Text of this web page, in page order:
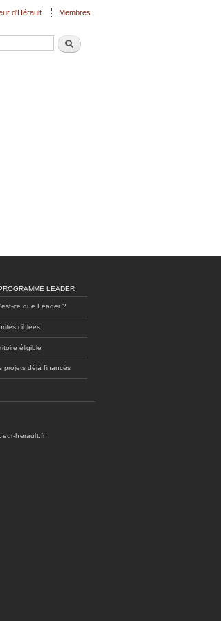
Recherche
d'Hérault Membres
LEADER
ce que Leader ?
ciblées
éligible
projets déjà financés
herault.fr